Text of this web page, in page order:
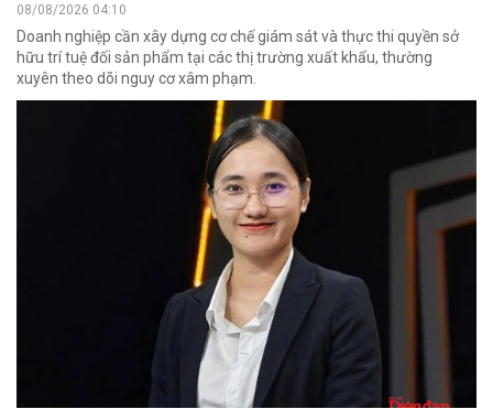
08/08/2026 04:10
Doanh nghiệp cần xây dựng cơ chế giám sát và thực thi quyền sở
hữu trí tuệ đối sản phẩm tại các thị trường xuất khẩu, thường
xuyên theo dõi nguy cơ xâm phạm.